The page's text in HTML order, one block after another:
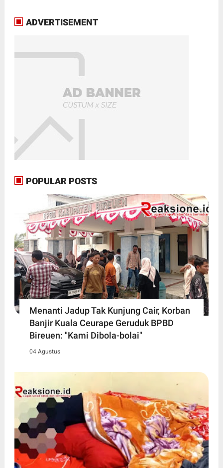
ADVERTISEMENT
POPULAR POSTS
Menanti Jadup Tak Kunjung Cair, Korban
Banjir Kuala Ceurape Geruduk BPBD
Bireuen: "Kami Dibola-bolai"
04 Agustus